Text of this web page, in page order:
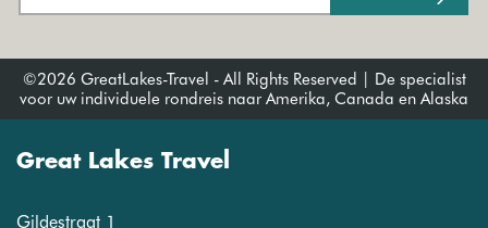
©2026 GreatLakes-Travel - All Rights Reserved | De specialist
voor uw individuele rondreis naar Amerika, Canada en Alaska
Great Lakes Travel
Gildestraat 1